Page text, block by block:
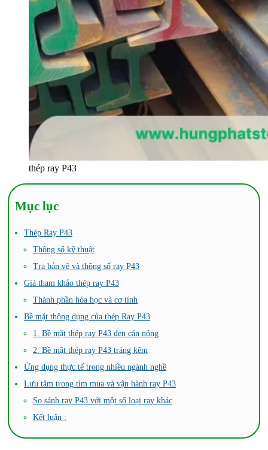
thép ray P43
Mục lục
Thép Ray P43
Thông số kỹ thuật
Tra bản vẽ và thông số ray P43
Giá tham khảo thép ray P43
Thành phần hóa học và cơ tính
Bề mặt thông dụng của thép Ray P43
1. Bề mặt thép ray P43 đen cán nóng
2. Bề mặt thép ray P43 tráng kẽm
Ứng dụng thực tế trong nhiều ngành nghề
Lưu tâm trong tìm mua và vận hành ray P43
So sánh ray P43 với một số loại ray khác
Kết luận :